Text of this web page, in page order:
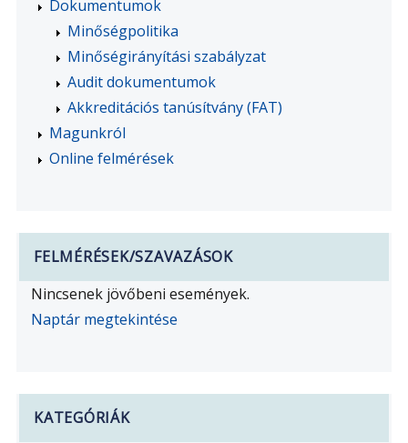
Dokumentumok
Minőségpolitika
Minőségirányítási szabályzat
Audit dokumentumok
Akkreditációs tanúsítvány (FAT)
Magunkról
Online felmérések
FELMÉRÉSEK/SZAVAZÁSOK
Nincsenek jövőbeni események.
Naptár megtekintése
KATEGÓRIÁK